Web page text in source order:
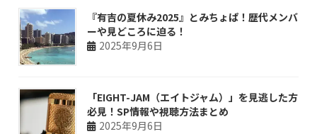
『有吉の夏休み2025』とみちょぱ！歴代メンバ
ーや見どころに迫る！
2025年9月6日
「EIGHT-JAM（エイトジャム）」を見逃した方
必見！SP情報や視聴方法まとめ
2025年9月6日